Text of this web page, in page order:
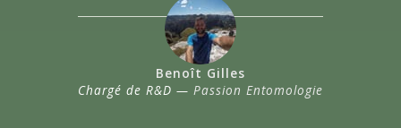
Benoît Gilles
Chargé de R&D — Passion Entomologie